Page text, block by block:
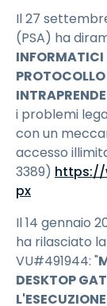
Il 27
(PSA) ha
INFORMATICI
i problemi
con un
accesso
3389) https://
px
Il 14 gennaio
ha rilasciato
VU#491944: "
DESKTOP